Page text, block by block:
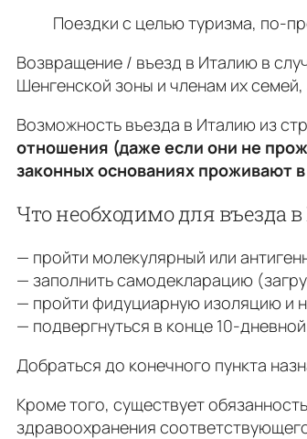
Поездки с целью туризма, по-
Возвращение / въезд в Италию в
Шенгенской зоны и членам их
Возможность въезда в Италию из
отношения (даже если они не
законных основаниях проживают
Что необходимо для въезда
— пройти молекулярный или
— заполнить самодекларацию
— пройти фидуциарную изоляцию и
— подвергнуться в конце 10-
Добраться до конечного пункта
Кроме того, существует
здравоохранения